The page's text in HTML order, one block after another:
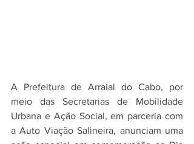
A Prefeitura de Arraial do Cabo, por
meio das Secretarias de Mobilidade
Urbana e Ação Social, em parceria com
a Auto Viação Salineira, anunciam uma